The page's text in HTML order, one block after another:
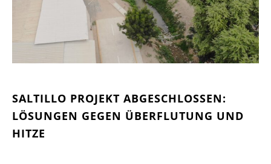
SALTILLO PROJEKT ABGESCHLOSSEN:
LÖSUNGEN GEGEN ÜBERFLUTUNG UND
HITZE